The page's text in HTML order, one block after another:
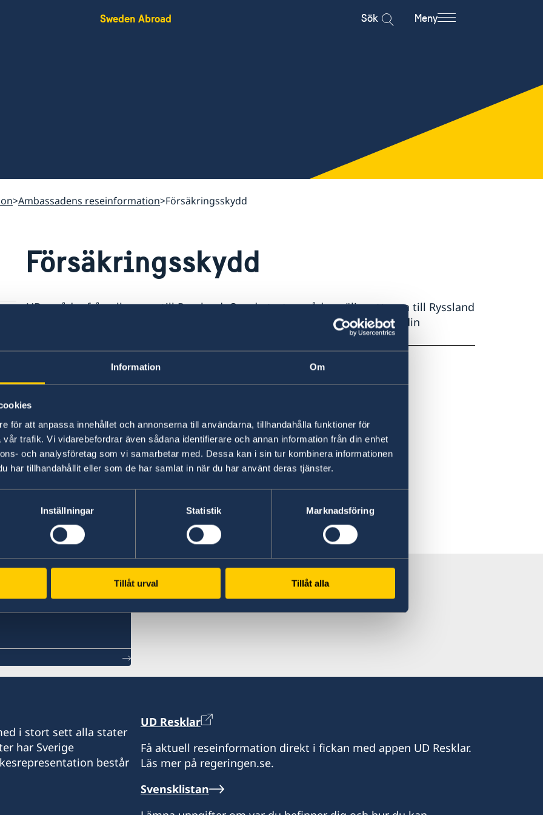
Information Om
för att anpassa innehållet och annonserna till användarna, tillhandahålla funktioner för
trafik. Vi vidarebefordrar även sådana identifierare och annan information från din enhet
och analysföretag som vi samarbetar med. Dessa kan i sin tur kombinera informationen
har tillhandahållit eller som de har samlat in när du har använt deras tjänster.
Inställningar Statistik Marknadsföring
Tillåt urval Tillåt alla
Sweden Abroad Sök Meny
Ambassadens reseinformation Försäkringsskydd
Försäkringsskydd
UD avråder från alla resor till Ryssland. Om du trots avrådan väljer att resa till Ryssland
ska du vara medveten om att avrådan kan få konsekvenser för villkoren i din
försäkring. Kontrollera med ditt försäkringsbolag vad som gäller.
Senast uppdaterad 07 maj 2026, 16.58
i stort sett alla stater
har Sverige
består
UD Resklar
Få aktuell reseinformation direkt i fickan med appen UD Resklar.
Läs mer på regeringen.se.
Svensklistan